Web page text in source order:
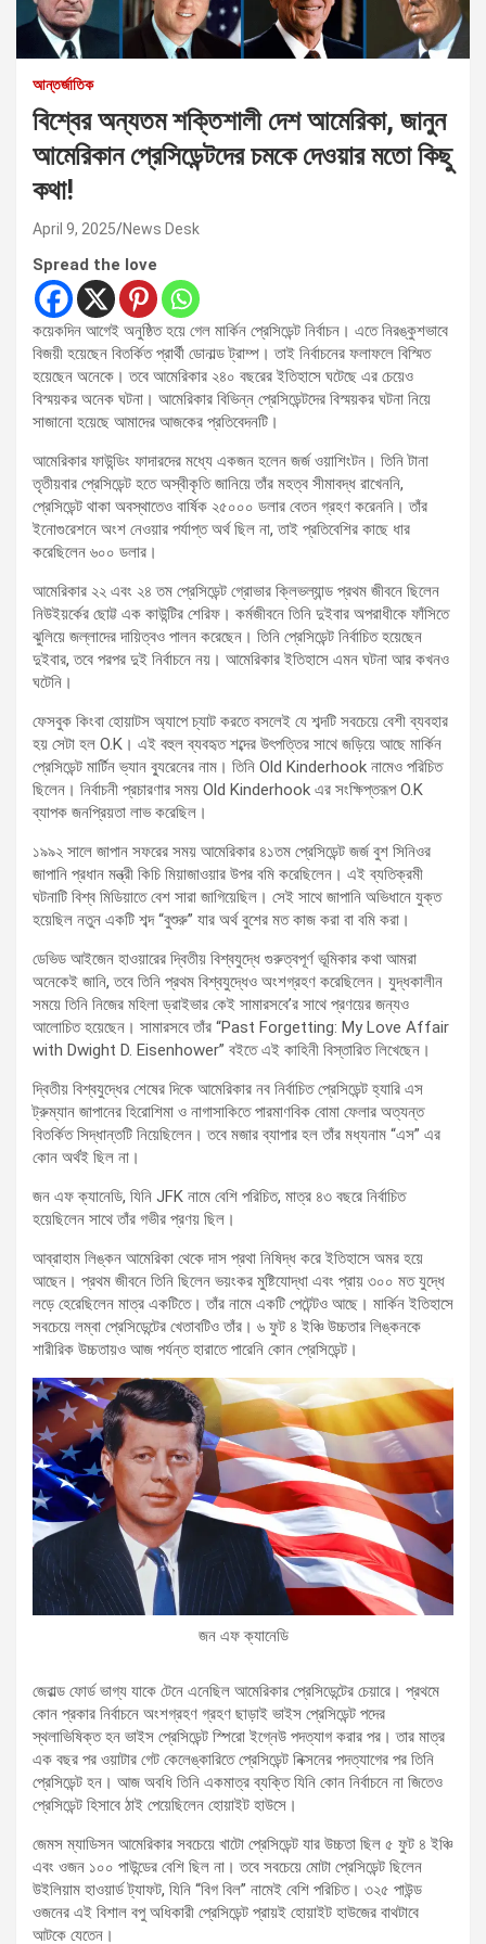
আন্তর্জাতিক
বিশ্বের অন্যতম শক্তিশালী দেশ আমেরিকা, জানুন
আমেরিকান প্রেসিডেন্টদের চমকে দেওয়ার মতো কিছু
কথা!
April 9, 2025 News Desk
Spread the love
কয়েকদিন আগেই অনুষ্ঠিত হয়ে গেল মার্কিন প্রেসিডেন্ট নির্বাচন। এতে নিরঙ্কুশভাবে
বিজয়ী হয়েছেন বিতর্কিত প্রার্থী ডোনাল্ড ট্রাম্প। তাই নির্বাচনের ফলাফলে বিস্মিত
হয়েছেন অনেকে। তবে আমেরিকার ২৪০ বছরের ইতিহাসে ঘটেছে এর চেয়েও
বিস্ময়কর অনেক ঘটনা। আমেরিকার বিভিন্ন প্রেসিডেন্টদের বিস্ময়কর ঘটনা নিয়ে
সাজানো হয়েছে আমাদের আজকের প্রতিবেদনটি।
আমেরিকার ফাউন্ডিং ফাদারদের মধ্যে একজন হলেন জর্জ ওয়াশিংটন। তিনি টানা
তৃতীয়বার প্রেসিডেন্ট হতে অস্বীকৃতি জানিয়ে তাঁর মহত্ব সীমাবদ্ধ রাখেননি,
প্রেসিডেন্ট থাকা অবস্থাতেও বার্ষিক ২৫০০০ ডলার বেতন গ্রহণ করেননি। তাঁর
ইনোগুরেশনে অংশ নেওয়ার পর্যাপ্ত অর্থ ছিল না, তাই প্রতিবেশির কাছে ধার
করেছিলেন ৬০০ ডলার।
আমেরিকার ২২ এবং ২৪ তম প্রেসিডেন্ট গ্রোভার ক্লিভল্যান্ড প্রথম জীবনে ছিলেন
নিউইয়র্কের ছোট্ট এক কাউন্টির শেরিফ। কর্মজীবনে তিনি দুইবার অপরাধীকে ফাঁসিতে
ঝুলিয়ে জল্লাদের দায়িত্বও পালন করেছেন। তিনি প্রেসিডেন্ট নির্বাচিত হয়েছেন
দুইবার, তবে পরপর দুই নির্বাচনে নয়। আমেরিকার ইতিহাসে এমন ঘটনা আর কখনও
ঘটেনি।
ফেসবুক কিংবা হোয়াটস অ্যাপে চ্যাট করতে বসলেই যে শব্দটি সবচেয়ে বেশী ব্যবহার
হয় সেটা হল O.K। এই বহুল ব্যবহৃত শব্দের উৎপত্তির সাথে জড়িয়ে আছে মার্কিন
প্রেসিডেন্ট মার্টিন ভ্যান ব্যুরেনের নাম। তিনি Old Kinderhook নামেও পরিচিত
ছিলেন। নির্বাচনী প্রচারণার সময় Old Kinderhook এর সংক্ষিপ্তরূপ O.K
ব্যাপক জনপ্রিয়তা লাভ করেছিল।
১৯৯২ সালে জাপান সফরের সময় আমেরিকার ৪১তম প্রেসিডেন্ট জর্জ বুশ সিনিওর
জাপানি প্রধান মন্ত্রী কিচি মিয়াজাওয়ার উপর বমি করেছিলেন। এই ব্যতিক্রমী
ঘটনাটি বিশ্ব মিডিয়াতে বেশ সারা জাগিয়েছিল। সেই সাথে জাপানি অভিধানে যুক্ত
হয়েছিল নতুন একটি শব্দ “বুশুরু” যার অর্থ বুশের মত কাজ করা বা বমি করা।
ডেভিড আইজেন হাওয়ারের দ্বিতীয় বিশ্বযুদ্ধে গুরুত্বপূর্ণ ভূমিকার কথা আমরা
অনেকেই জানি, তবে তিনি প্রথম বিশ্বযুদ্ধেও অংশগ্রহণ করেছিলেন। যুদ্ধকালীন
সময়ে তিনি নিজের মহিলা ড্রাইভার কেই সামারসবে’র সাথে প্রণয়ের জন্যও
আলোচিত হয়েছেন। সামারসবে তাঁর “Past Forgetting: My Love Affair
with Dwight D. Eisenhower” বইতে এই কাহিনী বিস্তারিত লিখেছেন।
দ্বিতীয় বিশ্বযুদ্ধের শেষের দিকে আমেরিকার নব নির্বাচিত প্রেসিডেন্ট হ্যারি এস
ট্রুম্যান জাপানের হিরোশিমা ও নাগাসাকিতে পারমাণবিক বোমা ফেলার অত্যন্ত
বিতর্কিত সিদ্ধান্তটি নিয়েছিলেন। তবে মজার ব্যাপার হল তাঁর মধ্যনাম “এস” এর
কোন অর্থই ছিল না।
জন এফ ক্যানেডি, যিনি JFK নামে বেশি পরিচিত, মাত্র ৪৩ বছরে নির্বাচিত
হয়েছিলেন সাথে তাঁর গভীর প্রণয় ছিল।
আব্রাহাম লিঙ্কন আমেরিকা থেকে দাস প্রথা নিষিদ্ধ করে ইতিহাসে অমর হয়ে
আছেন। প্রথম জীবনে তিনি ছিলেন ভয়ংকর মুষ্টিযোদ্ধা এবং প্রায় ৩০০ মত যুদ্ধে
লড়ে হেরেছিলেন মাত্র একটিতে। তাঁর নামে একটি পেটেন্টও আছে। মার্কিন ইতিহাসে
সবচেয়ে লম্বা প্রেসিডেন্টের খেতাবটিও তাঁর। ৬ ফুট ৪ ইঞ্চি উচ্চতার লিঙ্কনকে
শারীরিক উচ্চতায়ও আজ পর্যন্ত হারাতে পারেনি কোন প্রেসিডেন্ট।
জন এফ ক্যানেডি
জেরাল্ড ফোর্ড ভাগ্য যাকে টেনে এনেছিল আমেরিকার প্রেসিডেন্টের চেয়ারে। প্রথমে
কোন প্রকার নির্বাচনে অংশগ্রহণ গ্রহণ ছাড়াই ভাইস প্রেসিডেন্ট পদের
স্থলাভিষিক্ত হন ভাইস প্রেসিডেন্ট স্পিরো ইগ্নেউ পদত্যাগ করার পর। তার মাত্র
এক বছর পর ওয়াটার গেট কেলেঙ্কারিতে প্রেসিডেন্ট নিক্সনের পদত্যাগের পর তিনি
প্রেসিডেন্ট হন। আজ অবধি তিনি একমাত্র ব্যক্তি যিনি কোন নির্বাচনে না জিতেও
প্রেসিডেন্ট হিসাবে ঠাই পেয়েছিলেন হোয়াইট হাউসে।
জেমস ম্যাডিসন আমেরিকার সবচেয়ে খাটো প্রেসিডেন্ট যার উচ্চতা ছিল ৫ ফুট ৪ ইঞ্চি
এবং ওজন ১০০ পাউন্ডের বেশি ছিল না। তবে সবচেয়ে মোটা প্রেসিডেন্ট ছিলেন
উইলিয়াম হাওয়ার্ড ট্যাফট, যিনি “বিগ বিল” নামেই বেশি পরিচিত। ৩২৫ পাউন্ড
ওজনের এই বিশাল বপু অধিকারী প্রেসিডেন্ট প্রায়ই হোয়াইট হাউজের বাথটাবে
আটকে যেতেন।